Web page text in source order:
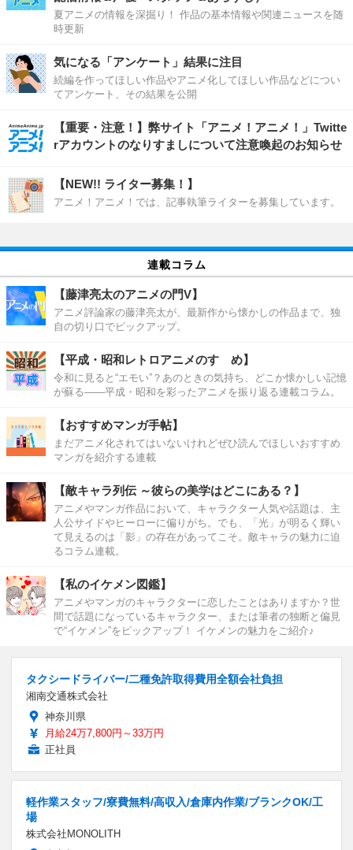
夏アニメの情報を深掘り！ 作品の基本情報や関連ニュースを随
時更新
気になる「アンケート」結果に注目
続編を作ってほしい作品やアニメ化してほしい作品などについ
てアンケート、その結果を公開
【重要・注意！】弊サイト「アニメ！アニメ！」Twitte
rアカウントのなりすましについて注意喚起のお知らせ
【NEW!! ライター募集！】
アニメ！アニメ！では、記事執筆ライターを募集しています。
連載コラム
【藤津亮太のアニメの門V】
アニメ評論家の藤津亮太が、最新作から懐かしの作品まで、独
自の切り口でピックアップ。
【平成・昭和レトロアニメのすゝめ】
令和に見ると“エモい”？あのときの気持ち、どこか懐かしい記憶
が蘇る――平成・昭和を彩ったアニメを振り返る連載コラム。
【おすすめマンガ手帖】
まだアニメ化されてはいないけれどぜひ読んでほしいおすすめ
マンガを紹介する連載
【敵キャラ列伝 ～彼らの美学はどこにある？】
アニメやマンガ作品において、キャラクター人気や話題は、主
人公サイドやヒーローに偏りがち。でも、「光」が明るく輝い
て見えるのは「影」の存在があってこそ。敵キャラの魅力に迫
るコラム連載。
【私のイケメン図鑑】
アニメやマンガのキャラクターに恋したことはありますか？世
間で話題になっているキャラクター、または筆者の独断と偏見
で“イケメン”をピックアップ！ イケメンの魅力をご紹介♪
タクシードライバー/二種免許取得費用全額会社負担
湘南交通株式会社
神奈川県
月給24万7,800円～33万円
正社員
軽作業スタッフ/寮費無料/高収入/倉庫内作業/ブランクOK/工
場
株式会社MONOLITH